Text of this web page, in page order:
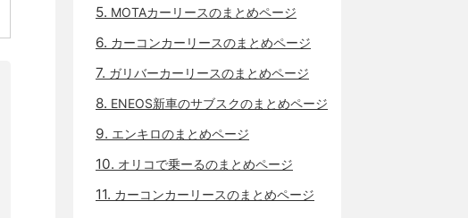
MOTAカーリースのまとめページ
カーコンカーリースのまとめページ
ガリバーカーリースのまとめページ
ENEOS新車のサブスクのまとめページ
エンキロのまとめページ
オリコで乗ーるのまとめページ
カーコンカーリースのまとめページ